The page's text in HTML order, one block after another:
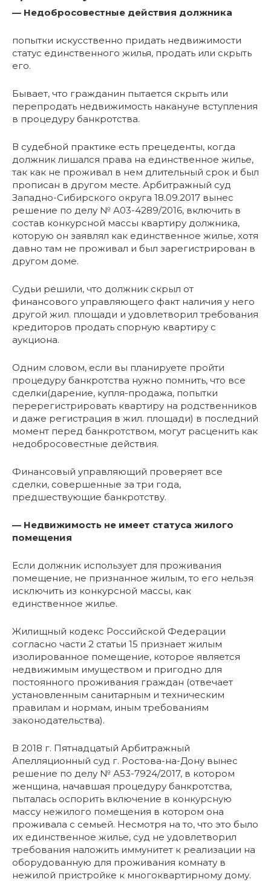
— Недобросовестные действия должника
попытки искусственно придать недвижимости
статус единственного жилья, продать или скрыть
его.
Бывает, что гражданин пытается скрыть или
перепродать недвижимость накануне вступления
в процедуру банкротства.
В судебной практике есть прецеденты, когда
должник лишался права на единственное жилье,
так как не проживал в нем длительный срок и был
прописан в другом месте. Арбитражный суд
Западно-Сибирского округа 18.09.2017 вынес
решение по делу № А03-4289/2016, включить в
состав конкурсной массы квартиру должника,
которую он заявлял как единственное жилье, хотя
давно там не проживал и был зарегистрирован в
другом доме.
Судьи решили, что должник скрыл от
финансового управляющего факт наличия у него
другой жил. площади и удовлетворил требования
кредиторов продать спорную квартиру с
аукциона.
Одним словом, если вы планируете пройти
процедуру банкротства нужно помнить, что все
сделки(дарение, купля-продажа, попытки
перерегистрировать квартиру на родственников
и даже регистрация в жил. площади) в последний
момент перед банкротством, могут расценить как
недобросовестные действия.
Финансовый управляющий проверяет все
сделки, совершенные за три года,
предшествующие банкротству.
— Недвижимость не имеет статуса жилого
помещения
Если должник использует для проживания
помещение, не признанное жилым, то его нельзя
исключить из конкурсной массы, как
единственное жилье.
Жилищный кодекс Российской Федерации
согласно части 2 статьи 15 признает жилым
изолированное помещение, которое является
недвижимым имуществом и пригодно для
постоянного проживания граждан (отвечает
установленным санитарным и техническим
правилам и нормам, иным требованиям
законодательства).
В 2018 г. Пятнадцатый Арбитражный
Апелляционный суд г. Ростова-на-Дону вынес
решение по делу № А53-7924/2017, в котором
женщина, начавшая процедуру банкротства,
пыталась оспорить включение в конкурсную
массу нежилого помещения в котором она
проживала с семьей. Несмотря на то, что это было
их единственное жилье, суд не удовлетворил
требования наложить иммунитет к реализации на
оборудованную для проживания комнату в
нежилой пристройке к многоквартирному дому.